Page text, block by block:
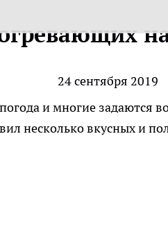
24 сентября 2019
и многие задаются
несколько вкусных и